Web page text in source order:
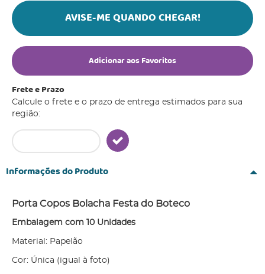
AVISE-ME QUANDO CHEGAR!
Adicionar aos Favoritos
Frete e Prazo
Calcule o frete e o prazo de entrega estimados para sua
região:
Informações do Produto
Porta Copos Bolacha Festa do Boteco
Embalagem com 10 Unidades
Material: Papelão
Cor: Única (igual à foto)